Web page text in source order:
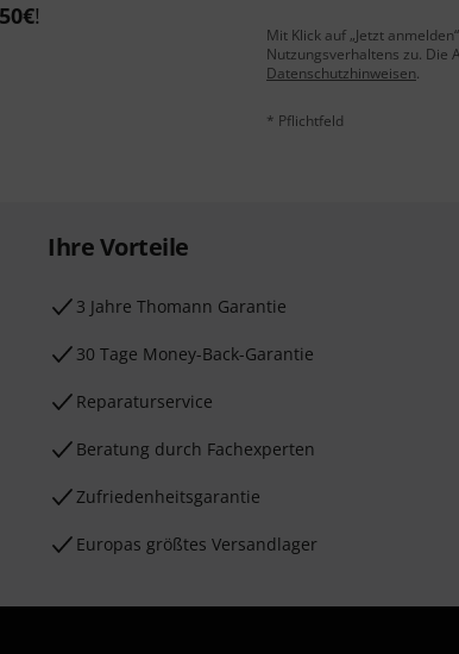
50€!
Mit Klick auf „Jetzt
Nutzungsverhaltens zu. Die
Datenschutzhinweisen.
* Pflichtfeld
Ihre Vorteile
3 Jahre Thomann Garantie
30 Tage Money-Back-Garantie
Reparaturservice
Beratung durch Fachexperten
Zufriedenheitsgarantie
Europas größtes Versandlager